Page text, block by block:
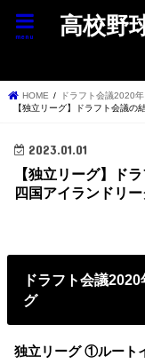
高校野
menu
HOME
ドラフト会議2020年
【独立リーグ】ドラフト会議
2023.01.01
【独立リーグ】ド
四国アイランドリ
ドラフト会議
グ
独立リーグ ①ルート